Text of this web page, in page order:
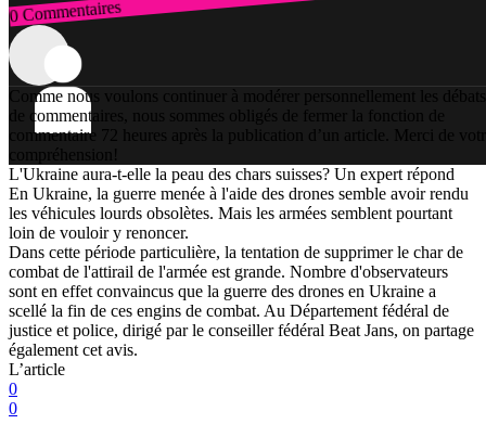
0 Commentaires
Connexion
Comme nous voulons continuer à modérer personnellement les débats
de commentaires, nous sommes obligés de fermer la fonction de
commentaire 72 heures après la publication d’un article. Merci de
compréhension!
L'Ukraine aura-t-elle la peau des chars suisses? Un expert répond
En Ukraine, la guerre menée à l'aide des drones semble avoir rendu
les véhicules lourds obsolètes. Mais les armées semblent pourtant
loin de vouloir y renoncer.
Dans cette période particulière, la tentation de supprimer le char de
combat de l'attirail de l'armée est grande. Nombre d'observateurs
sont en effet convaincus que la guerre des drones en Ukraine a
scellé la fin de ces engins de combat. Au Département fédéral de
justice et police, dirigé par le conseiller fédéral Beat Jans, on partage
également cet avis.
L’article
0
0